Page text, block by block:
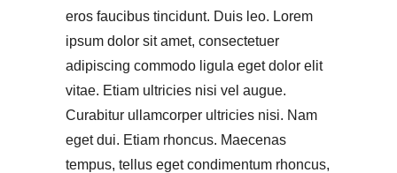
eros faucibus tincidunt. Duis leo. Lorem
ipsum dolor sit amet, consectetuer
adipiscing commodo ligula eget dolor elit
vitae. Etiam ultricies nisi vel augue.
Curabitur ullamcorper ultricies nisi. Nam
eget dui. Etiam rhoncus. Maecenas
tempus, tellus eget condimentum rhoncus,